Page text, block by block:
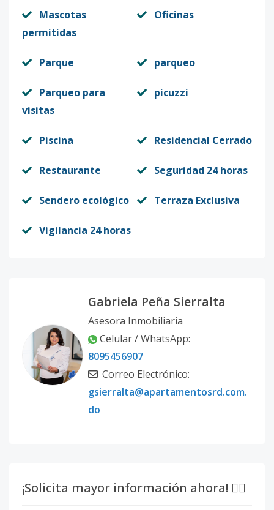
Mascotas
permitidas
Oficinas
Parque parqueo
Parqueo para
visitas
picuzzi
Piscina Residencial Cerrado
Restaurante Seguridad 24 horas
Sendero ecológico Terraza Exclusiva
Vigilancia 24 horas
Gabriela Peña Sierralta
Asesora Inmobiliaria
Celular / WhatsApp:
8095456907
Correo Electrónico:
gsierralta@apartamentosrd.com.
do
¡Solicita mayor información ahora! 👇🏽